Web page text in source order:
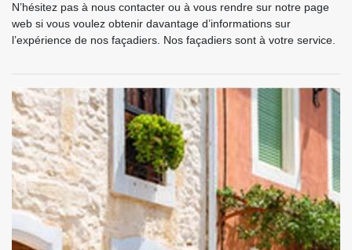
N’hésitez pas à nous contacter ou à vous rendre sur notre page
web si vous voulez obtenir davantage d’informations sur
l’expérience de nos façadiers. Nos façadiers sont à votre service.